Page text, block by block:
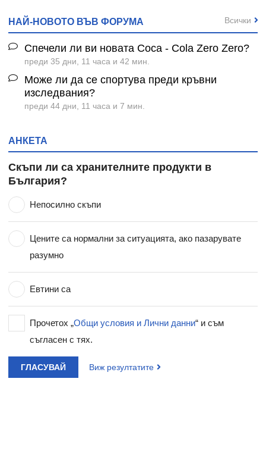
НАЙ-НОВОТО ВЪВ ФОРУМА
Спечели ли ви новата Coca - Cola Zero Zero?
преди 35 дни, 11 часа и 42 мин.
Може ли да се спортува преди кръвни
изследвания?
преди 44 дни, 11 часа и 7 мин.
Всички
АНКЕТА
Скъпи ли са хранителните продукти в
България?
Непосилно скъпи
Цените са нормални за ситуацията, ако пазарувате
разумно
Евтини са
Прочетох „Общи условия и Лични данни“ и съм
съгласен с тях.
ГЛАСУВАЙ Виж резултатите